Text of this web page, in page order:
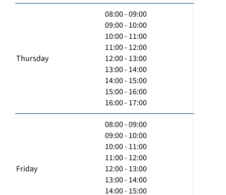
Thursday
08:00 - 09:00
09:00 - 10:00
10:00 - 11:00
11:00 - 12:00
12:00 - 13:00
13:00 - 14:00
14:00 - 15:00
15:00 - 16:00
16:00 - 17:00
Friday
08:00 - 09:00
09:00 - 10:00
10:00 - 11:00
11:00 - 12:00
12:00 - 13:00
13:00 - 14:00
14:00 - 15:00